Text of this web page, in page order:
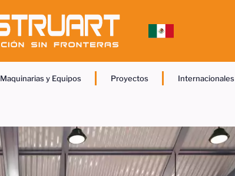
Maquinarias y Equipos Proyectos Internacionales